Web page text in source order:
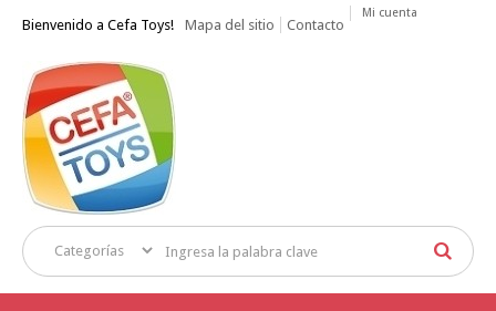
Bienvenido a Cefa Toys! Mapa del sitio Contacto
Mi cuenta